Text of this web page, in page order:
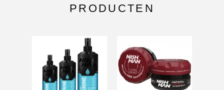
PRODUCTEN